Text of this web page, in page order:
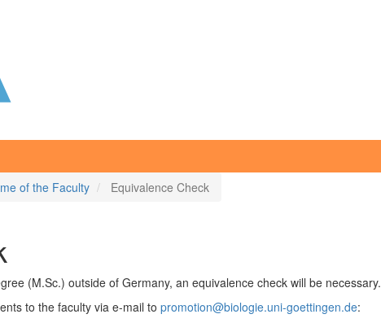
of the Faculty Equivalence Check
(M.Sc.) outside of Germany, an equivalence check will be necessary.
to the faculty via e-mail to promotion@biologie.uni-goettingen.de: